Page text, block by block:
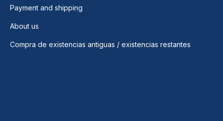
Payment and shipping
About us
Compra de existencias antiguas / existencias restantes